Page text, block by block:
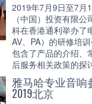
2019年7月9日至7月
（中国）投资有限
科在香港通利举办了
AV、PA）的研修培
包含了产品的介绍、
后服务相关政策的探
雅马哈专业音响
2019北京